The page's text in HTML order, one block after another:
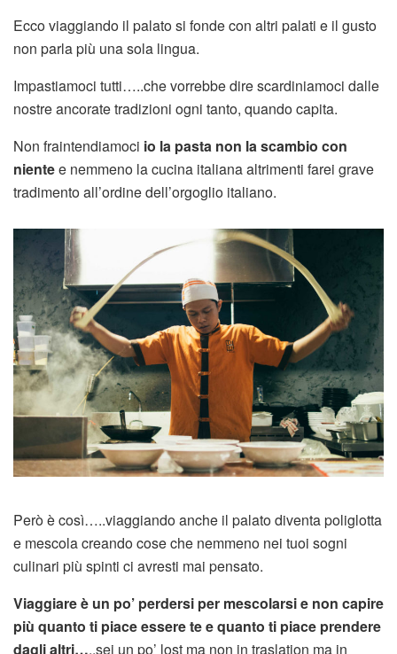
Ecco viaggiando il palato si fonde con altri palati e il gusto
non parla più una sola lingua.
Impastiamoci tutti…..che vorrebbe dire scardiniamoci dalle
nostre ancorate tradizioni ogni tanto, quando capita.
Non fraintendiamoci io la pasta non la scambio con
nientee nemmeno la cucina italiana altrimenti farei grave
tradimento all’ordine dell’orgoglio italiano.
Però è così…..viaggiando anche il palato diventa poliglotta
e mescola creando cose che nemmeno nei tuoi sogni
culinari più spinti ci avresti mai pensato.
Viaggiare è un po’ perdersi per mescolarsi e non capire
più quanto ti piace essere te e quanto ti piace prendere
dagli altri…..sei un po’ lost ma non in traslation ma in